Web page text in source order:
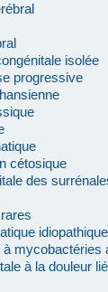
isolée
progressive
cétosique
des
idiopathique
à mycobactéries
à la douleur